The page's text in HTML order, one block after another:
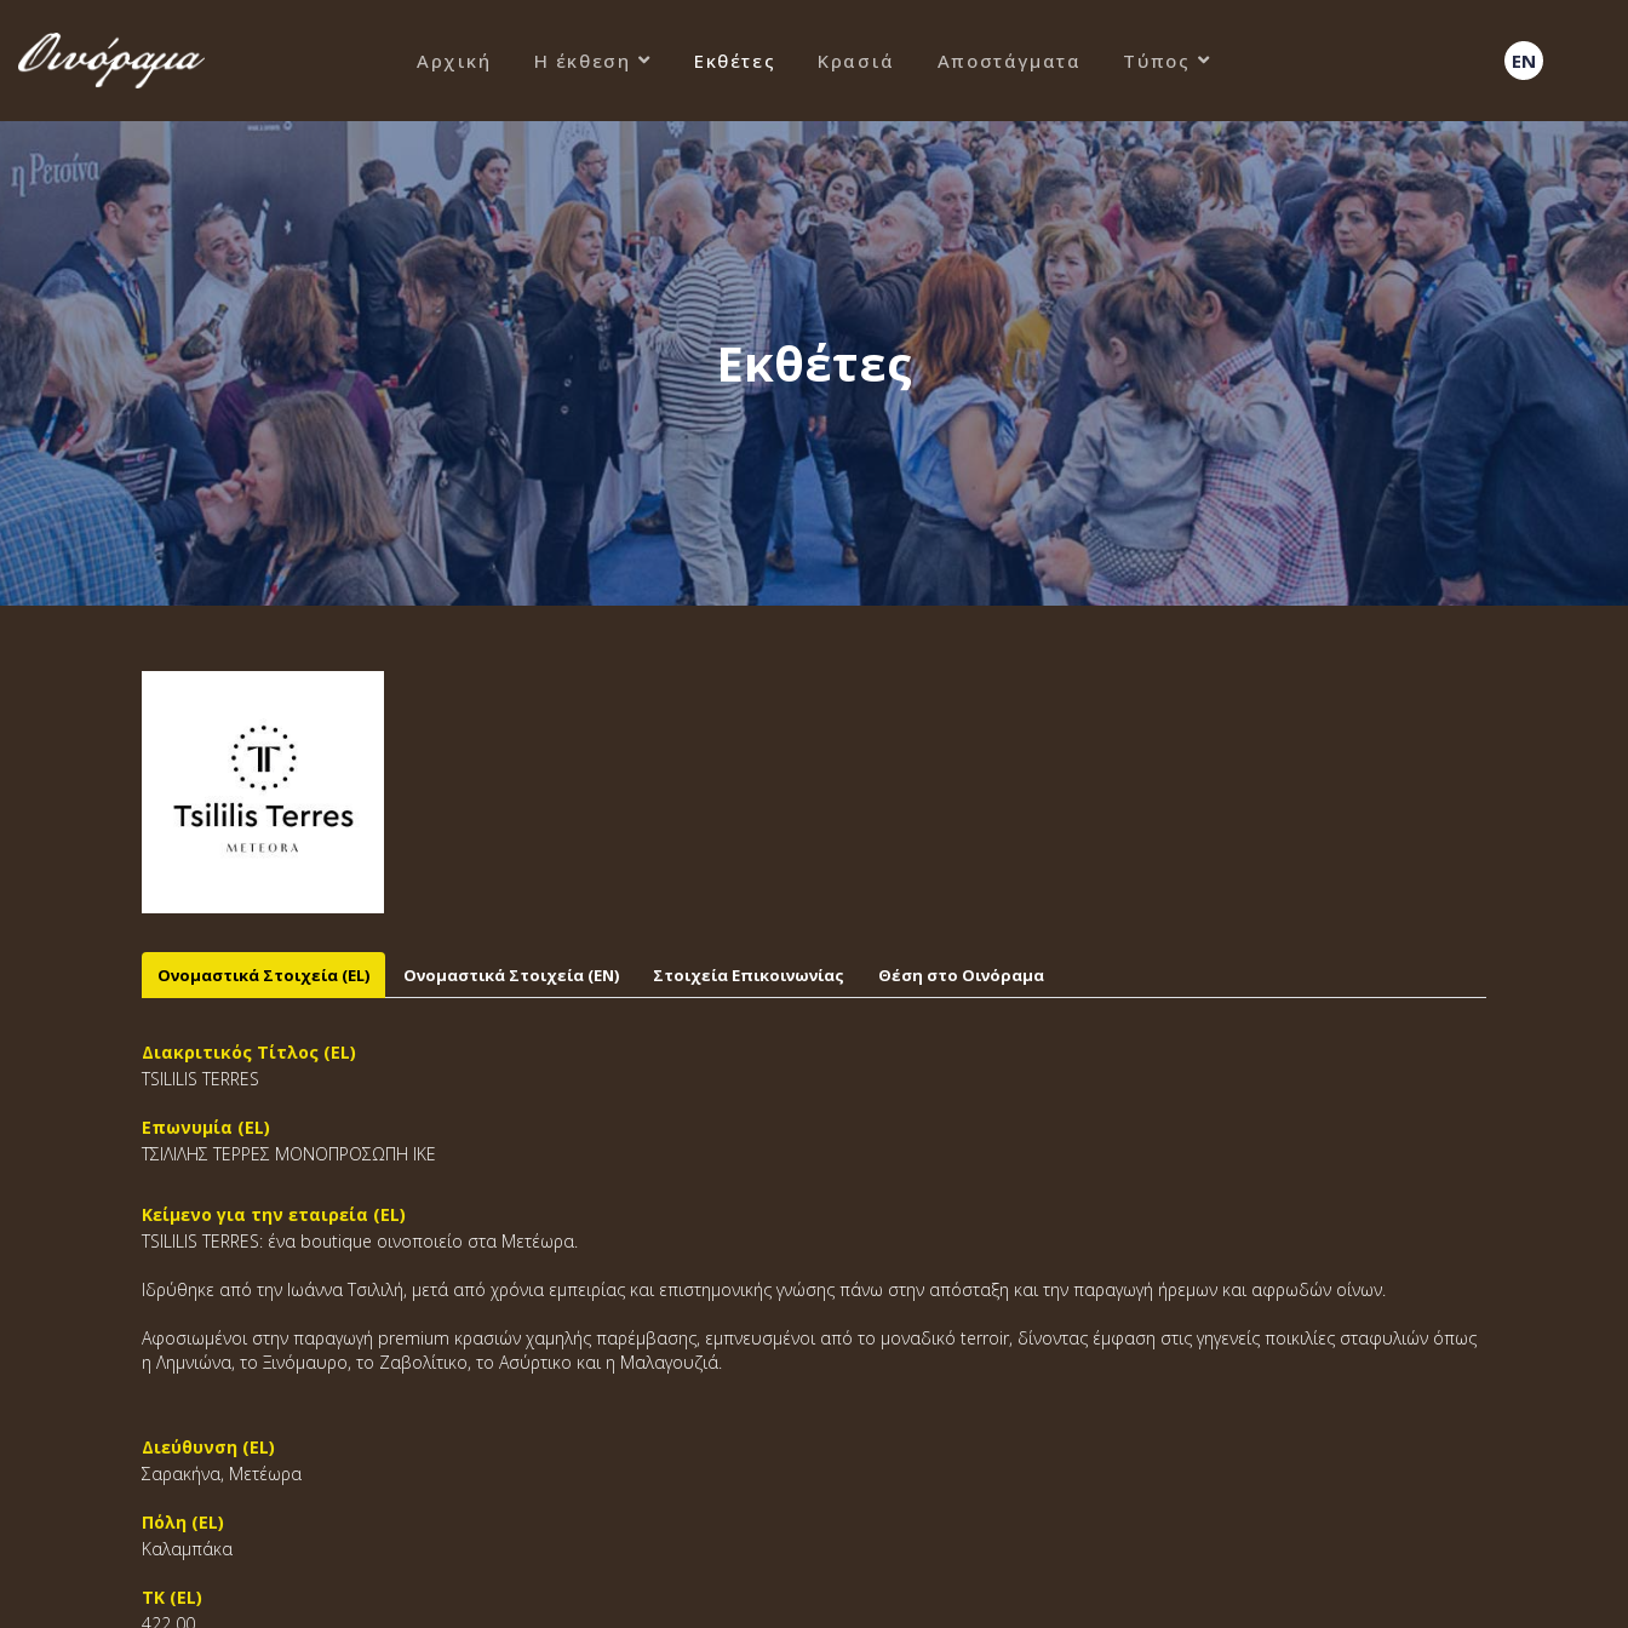
Αρχική Η έκθεση Εκθέτες Κρασιά Αποστάγματα Τύπος EN
Εκθέτες
Ονομαστικά Στοιχεία (EL) Ονομαστικά Στοιχεία (EΝ) Στοιχεία Επικοινωνίας Θέση στο Οινόραμα
Διακριτικός Τίτλος (EL)
TSILILIS TERRES
Επωνυμία (EL)
ΤΣΙΛΙΛΗΣ ΤΕΡΡΕΣ ΜΟΝΟΠΡΟΣΩΠΗ ΙΚΕ
Κείμενο για την εταιρεία (EL)
TSILILIS TERRES: ένα boutique οινοποιείο στα Μετέωρα.
Ιδρύθηκε από την Ιωάννα Τσιλιλή, μετά από χρόνια εμπειρίας και επιστημονικής γνώσης πάνω στην απόσταξη και την παραγωγή ήρεμων και αφρωδών οίνων.
Αφοσιωμένοι στην παραγωγή premium κρασιών χαμηλής παρέμβασης, εμπνευσμένοι από το μοναδικό terroir, δίνοντας έμφαση στις γηγενείς ποικιλίες σταφυλιών όπως
η Λημνιώνα, το Ξινόμαυρο, το Ζαβολίτικο, το Ασύρτικο και η Μαλαγουζιά.
Διεύθυνση (EL)
Σαρακήνα, Μετέωρα
Πόλη (EL)
Καλαμπάκα
ΤΚ (EL)